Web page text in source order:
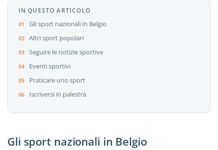
IN QUESTO ARTICOLO
Gli sport nazionali in Belgio
Altri sport popolari
Seguire le notizie sportive
Eventi sportivi
Praticare uno sport
Iscriversi in palestra
Gli sport nazionali in Belgio